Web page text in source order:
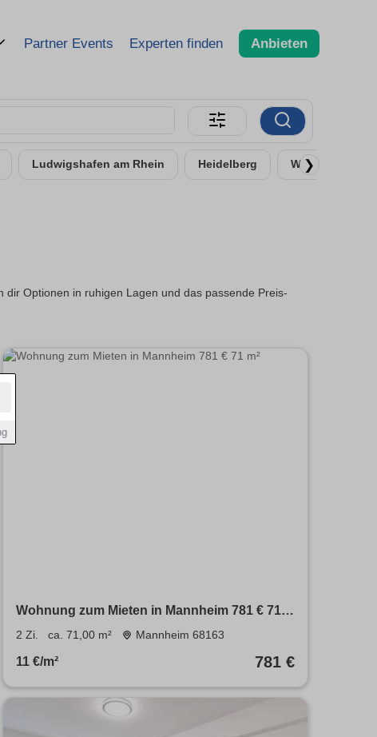
Partner Events Experten finden Anbieten
Ludwigshafen am Rhein Heidelberg Worms
❯
Optionen in ruhigen Lagen und das passende Preis-
Wohnung zum Mieten in Mannheim 781 € 71
m²
2 Zi. ca. 71,00 m² Mannheim 68163
11 €/m² 781 €